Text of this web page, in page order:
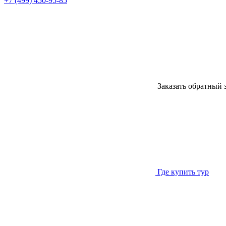
Заказать обратный
Где купить тур